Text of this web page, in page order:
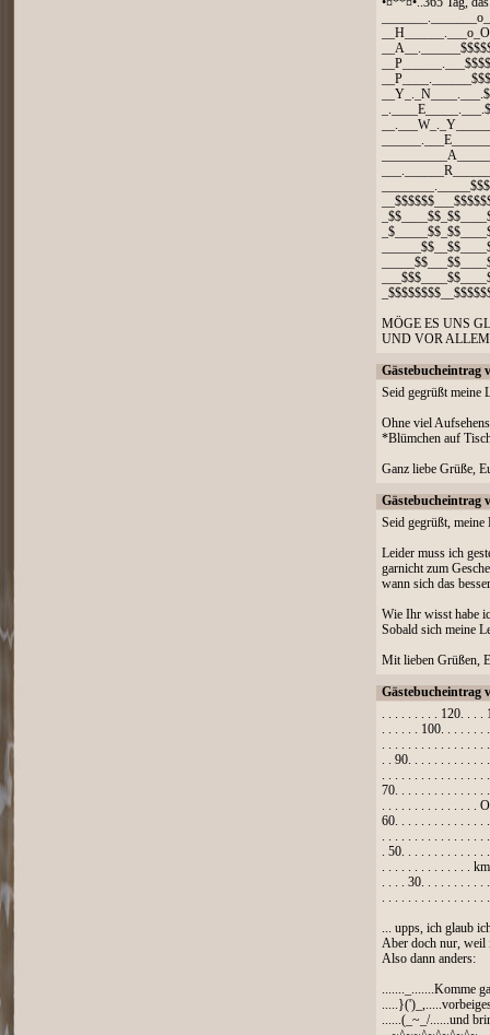
MÖGE ES UNS
UND VOR
Gästebucheintrag
Seid gegrüßt meine
Ohne viel
*Blümchen auf
Ganz liebe Grüße,
Gästebucheintrag
Seid gegrüßt, meine
Leider muss ich
garnicht zum
wann sich das
Wie Ihr wisst habe
Sobald sich meine
Mit lieben Grüßen,
Gästebucheintrag
. . . . . . . . . 120. . . .
. . . . . . 100. . . . . . .
. . . . . . . . . . . . . . . .
. . 90. . . . . . . . . . . .
. . . . . . . . . . . . . . . .
70. . . . . . . . . . . . . .
. . . . . . . . . . . . . . .
60. . . . . . . . . . . . . .
. . . . . . . . . . . . . . . .
. 50. . . . . . . . . . . . .
. . . . . . . . . . . . . .
. . . . 30. . . . . . . . . .
. . . . . . . . . . . . . . . .
... upps, ich glaub
Aber doch nur, weil
Also dann anders:
......._.......Komme
......(_~_/......und